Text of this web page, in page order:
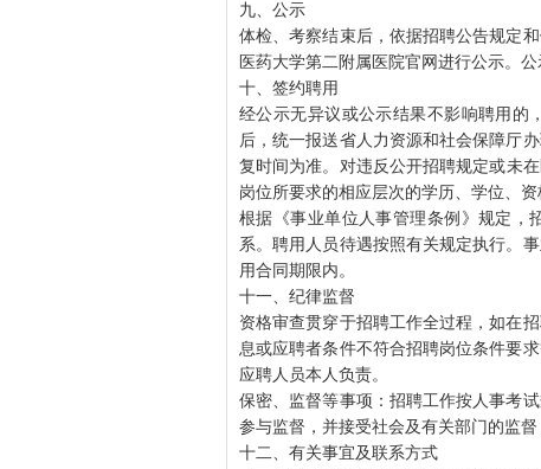
九、公示
体检、考察结束后，依据招聘公告规定
医药大学第二附属医院官网进行公示。公
十、签约聘用
经公示无异议或公示结果不影响聘用的
后，统一报送省人力资源和社会保障厅
复时间为准。对违反公开招聘规定或未
岗位所要求的相应层次的学历、学位、
根据《事业单位人事管理条例》规定，
系。聘用人员待遇按照有关规定执行。
用合同期限内。
十一、纪律监督
资格审查贯穿于招聘工作全过程，如在
息或应聘者条件不符合招聘岗位条件要
应聘人员本人负责。
保密、监督等事项：招聘工作按人事考
参与监督，并接受社会及有关部门的监督
十二、有关事宜及联系方式